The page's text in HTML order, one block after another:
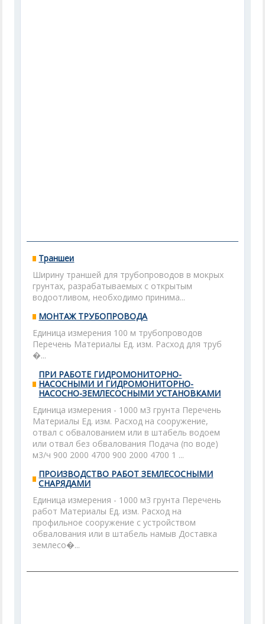
Траншеи
Ширину траншей для трубопроводов в мокрых
грунтах, разрабатываемых с открытым
водоотливом, необходимо принима...
МОНТАЖ ТРУБОПРОВОДА
Единица измерения 100 м трубопроводов
Перечень Материалы Ед. изм. Расход для труб
�...
ПРИ РАБОТЕ ГИДРОМОНИТОРНО-
НАСОСНЫМИ И ГИДРОМОНИТОРНО-
НАСОСНО-ЗЕМЛЕСОСНЫМИ УСТАНОВКАМИ
Единица измерения - 1000 м3 грунта Перечень
Материалы Ед. изм. Расход на сооружение,
отвал с обвалованием или в штабель водоем
или отвал без обвалования Подача (по воде)
м3/ч 900 2000 4700 900 2000 4700 1 ...
ПРОИЗВОДСТВО РАБОТ ЗЕМЛЕСОСНЫМИ
СНАРЯДАМИ
Единица измерения - 1000 м3 грунта Перечень
работ Материалы Ед. изм. Расход на
профильное сооружение с устройством
обвалования или в штабель намыв Доставка
землесо�...